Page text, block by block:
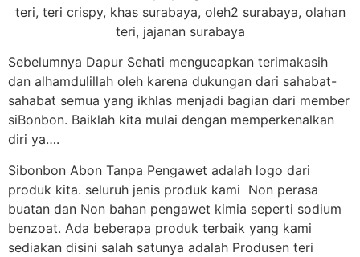
Sebelumnya Dapur Sehati mengucapkan terimakasih
dan alhamdulillah oleh karena dukungan dari sahabat-
sahabat semua yang ikhlas menjadi bagian dari member
siBonbon. Baiklah kita mulai dengan memperkenalkan
diri ya….
Sibonbon Abon Tanpa Pengawet adalah logo dari
produk kita. seluruh jenis produk kami Non perasa
buatan dan Non bahan pengawet kimia seperti sodium
benzoat. Ada beberapa produk terbaik yang kami
sediakan disini salah satunya adalah Produsen teri